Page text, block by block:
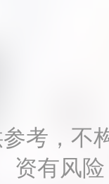
考，不
资有风